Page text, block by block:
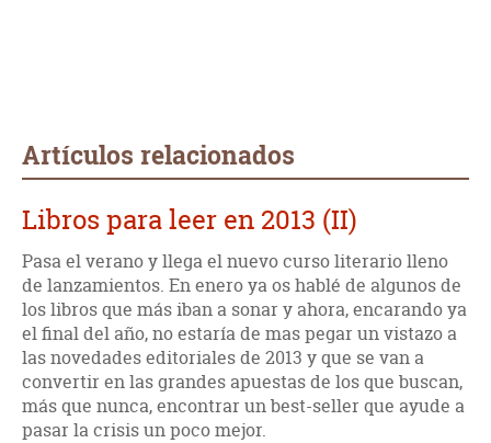
Artículos relacionados
Libros para leer en 2013 (II)
Pasa el verano y llega el nuevo curso literario lleno
de lanzamientos. En enero ya os hablé de algunos de
los libros que más iban a sonar y ahora, encarando ya
el final del año, no estaría de mas pegar un vistazo a
las novedades editoriales de 2013 y que se van a
convertir en las grandes apuestas de los que buscan,
más que nunca, encontrar un best-seller que ayude a
pasar la crisis un poco mejor.